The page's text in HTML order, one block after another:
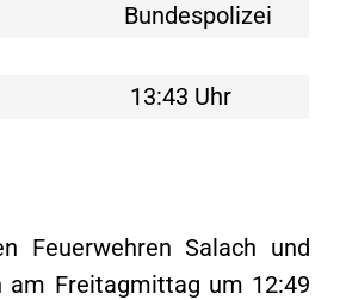
Bundespolizei
13:43 Uhr
Feuerwehren Salach und
am Freitagmittag um 12:49